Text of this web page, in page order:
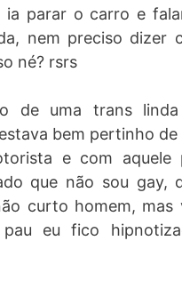
ia parar o carro e
nem preciso dizer
né? rsrs
de uma trans
bem pertinho de
e com aquele
que não sou gay,
curto homem, mas
eu fico